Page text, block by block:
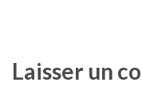
Laisser un